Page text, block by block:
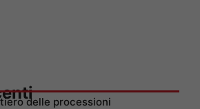
delle processioni